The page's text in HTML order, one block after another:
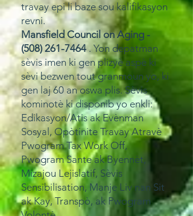
travay epi li baze sou kalifikasyon
revni.
Mansfield Council on Aging -
(508) 261-7464. Yon depatman
sèvis imen ki gen plizyè aspè ki
sèvi bezwen tout granmoun yo, ki
gen laj 60 an oswa plis. Sèvis
kominotè ki disponib yo enkli:
Edikasyon/Atis ak Evènman
Sosyal, Opòtinite Travay Atravè
Pwogram Tax Work Off,
Pwogram Sante ak Byennèt,
Mizajou Lejislatif, Sèvis
Sensibilisation, Manje Liv nan Sit
ak Kay, Transpò, ak Pwogram